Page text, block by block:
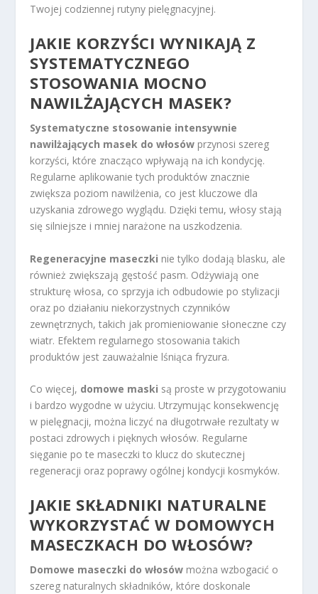
Twojej codziennej rutyny pielęgnacyjnej.
JAKIE KORZYŚCI WYNIKAJĄ Z
SYSTEMATYCZNEGO
STOSOWANIA MOCNO
NAWILŻAJĄCYCH MASEK?
Systematyczne stosowanie intensywnie
nawilżających masek do włosów przynosi szereg
korzyści, które znacząco wpływają na ich kondycję.
Regularne aplikowanie tych produktów znacznie
zwiększa poziom nawilżenia, co jest kluczowe dla
uzyskania zdrowego wyglądu. Dzięki temu, włosy stają
się silniejsze i mniej narażone na uszkodzenia.
Regeneracyjne maseczki nie tylko dodają blasku, ale
również zwiększają gęstość pasm. Odżywiają one
strukturę włosa, co sprzyja ich odbudowie po stylizacji
oraz po działaniu niekorzystnych czynników
zewnętrznych, takich jak promieniowanie słoneczne czy
wiatr. Efektem regularnego stosowania takich
produktów jest zauważalnie lśniąca fryzura.
Co więcej, domowe maski są proste w przygotowaniu
i bardzo wygodne w użyciu. Utrzymując konsekwencję
w pielęgnacji, można liczyć na długotrwałe rezultaty w
postaci zdrowych i pięknych włosów. Regularne
sięganie po te maseczki to klucz do skutecznej
regeneracji oraz poprawy ogólnej kondycji kosmyków.
JAKIE SKŁADNIKI NATURALNE
WYKORZYSTAĆ W DOMOWYCH
MASECZKACH DO WŁOSÓW?
Domowe maseczki do włosów można wzbogacić o
szereg naturalnych składników, które doskonale